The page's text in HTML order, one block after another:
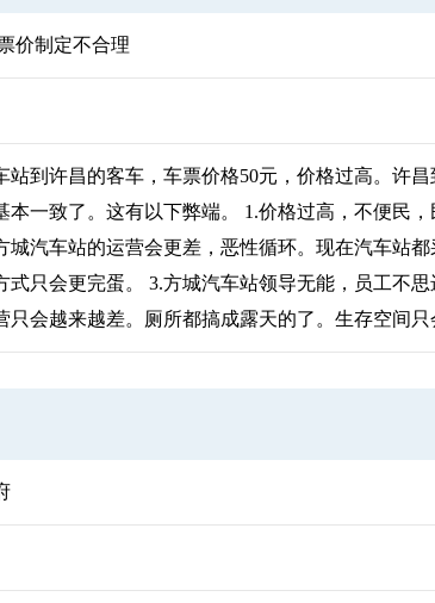
价制定不合理
站到许昌的客车，车票价格50元，价格过高。许
本一致了。这有以下弊端。 1.价格过高，不便民
城汽车站的运营会更差，恶性循环。现在汽车站
式只会更完蛋。 3.方城汽车站领导无能，员工不
只会越来越差。厕所都搞成露天的了。生存空间只